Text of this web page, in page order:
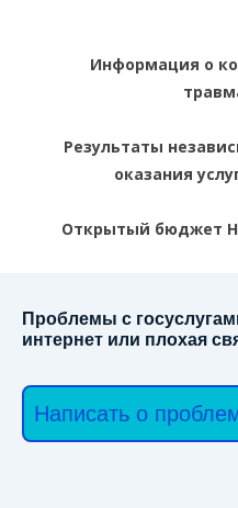
Информация о
Результаты
оказания
Открытый бюджет
Проблемы с
интернет или плохая
Написать о